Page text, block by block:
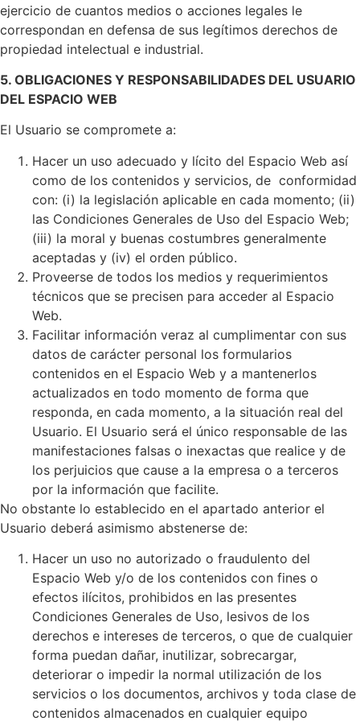
ejercicio de cuantos medios o acciones legales le
correspondan en defensa de sus legítimos derechos de
propiedad intelectual e industrial.
5. OBLIGACIONES Y RESPONSABILIDADES DEL USUARIO
DEL ESPACIO WEB
El Usuario se compromete a:
Hacer un uso adecuado y lícito del Espacio Web así
como de los contenidos y servicios, de conformidad
con: (i) la legislación aplicable en cada momento; (ii)
las Condiciones Generales de Uso del Espacio Web;
(iii) la moral y buenas costumbres generalmente
aceptadas y (iv) el orden público.
Proveerse de todos los medios y requerimientos
técnicos que se precisen para acceder al Espacio
Web.
Facilitar información veraz al cumplimentar con sus
datos de carácter personal los formularios
contenidos en el Espacio Web y a mantenerlos
actualizados en todo momento de forma que
responda, en cada momento, a la situación real del
Usuario. El Usuario será el único responsable de las
manifestaciones falsas o inexactas que realice y de
los perjuicios que cause a la empresa o a terceros
por la información que facilite.
No obstante lo establecido en el apartado anterior el
Usuario deberá asimismo abstenerse de:
Hacer un uso no autorizado o fraudulento del
Espacio Web y/o de los contenidos con fines o
efectos ilícitos, prohibidos en las presentes
Condiciones Generales de Uso, lesivos de los
derechos e intereses de terceros, o que de cualquier
forma puedan dañar, inutilizar, sobrecargar,
deteriorar o impedir la normal utilización de los
servicios o los documentos, archivos y toda clase de
contenidos almacenados en cualquier equipo